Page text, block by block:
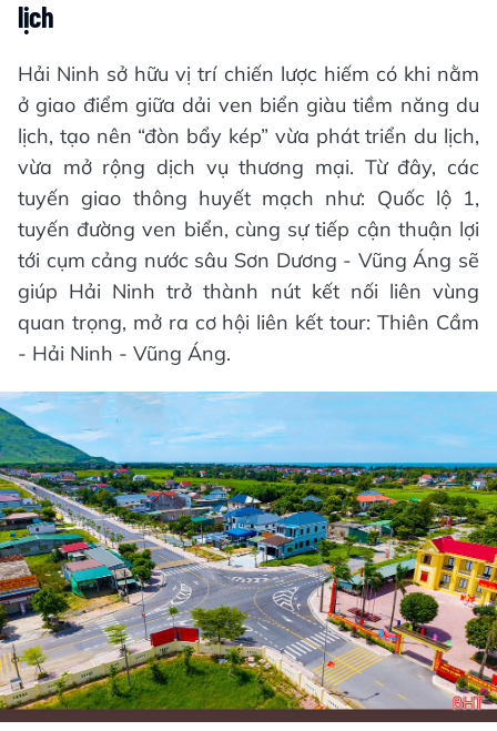
lịch
Hải Ninh sở hữu vị trí chiến lược hiếm có khi nằm
ở giao điểm giữa dải ven biển giàu tiềm năng du
lịch, tạo nên “đòn bẩy kép” vừa phát triển du lịch,
vừa mở rộng dịch vụ thương mại. Từ đây, các
tuyến giao thông huyết mạch như: Quốc lộ 1,
tuyến đường ven biển, cùng sự tiếp cận thuận lợi
tới cụm cảng nước sâu Sơn Dương - Vũng Áng sẽ
giúp Hải Ninh trở thành nút kết nối liên vùng
quan trọng, mở ra cơ hội liên kết tour: Thiên Cầm
- Hải Ninh - Vũng Áng.